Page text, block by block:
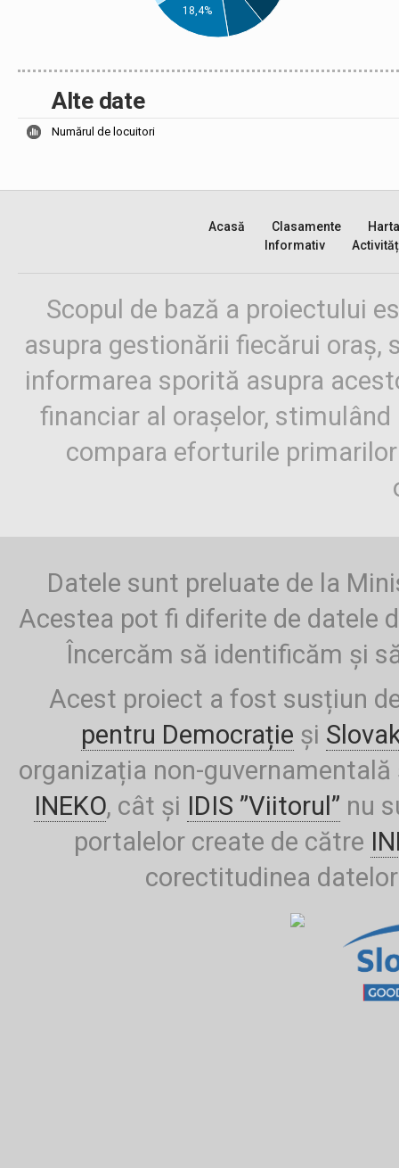
18,4%
Alte date
Numărul de locuitori
Acasă Clasamente
Harta
Informativ
Scopul de bază a proiectului
asupra gestionării fiecărui oraș,
informarea sporită asupra
financiar al orașelor,
compara eforturile
Datele sunt preluate de la
Acestea pot fi diferite de datele
Încercăm să identificăm și
Acest proiect a fost susțiun
pentru Democrație și
organizația non-
INEKO, cât și IDIS ”Viitorul” nu
portalelor create de către
corectitudinea